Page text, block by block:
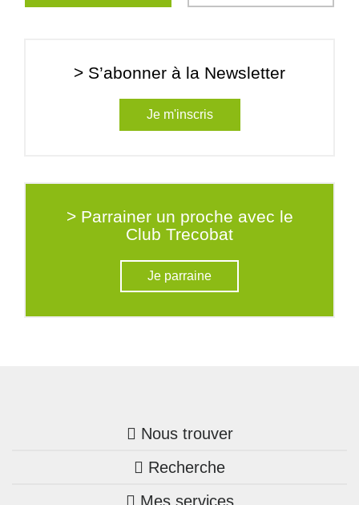
> S’abonner à la Newsletter
Je m'inscris
> Parrainer un proche avec le
Club Trecobat
Je parraine
Nous trouver
Trouver une agence
Recherche
Mes services